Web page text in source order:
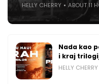
HELLY CHERRY ABOUT 11
Nada kao
i kraj
HELLY CHERRY